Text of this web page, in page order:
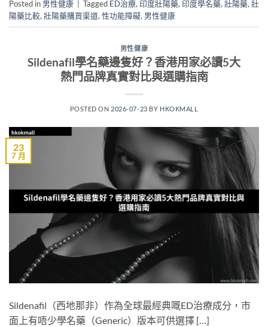
Posted in 男性健康 Tagged ED治療, 印度壯陽藥, 印度學名藥, 壯陽藥, 壯
陽藥比較, 壯陽藥購買渠道, 性功能障礙, 男性健康
男性健康
Sildenafil學名藥邊隻好？香港用家必讀5大
熱門品牌真實對比與選購指南
POSTED ON 2026-07-23 BY HKOKMALL
23
7 月
Sildenafil（西地那非）作為全球最經典嘅ED治療成分，市
面上有唔少學名藥（Generic）版本可供選擇 […]